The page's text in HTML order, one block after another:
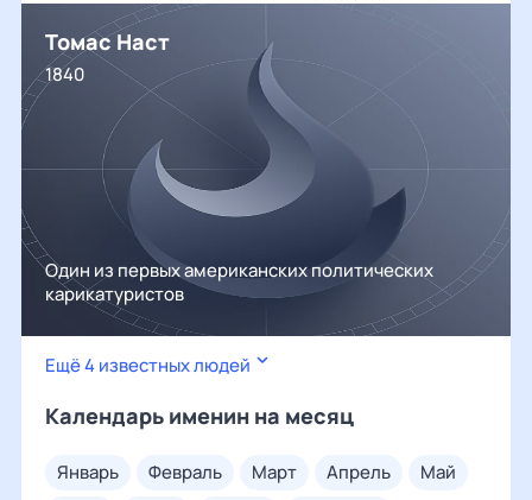
Томас Наст
1840
Один из первых американских политических
карикатуристов
Ещё 4 известных людей
Календарь именин на месяц
январь февраль март апрель
май